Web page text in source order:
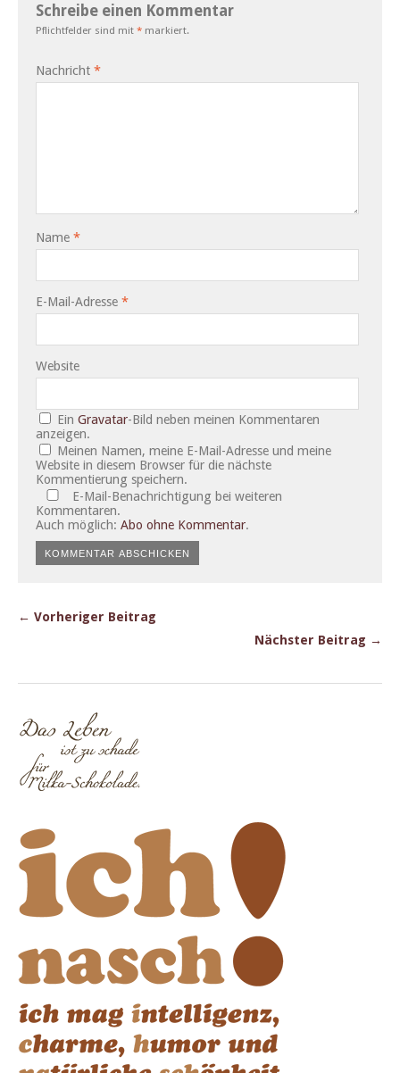
Schreibe einen Kommentar
Pflichtfelder sind mit * markiert.
Nachricht *
Name *
E-Mail-Adresse *
Website
EinGravatar-Bild neben meinen Kommentaren
anzeigen.
Meinen Namen, meine E-Mail-Adresse und meine
Website in diesem Browser für die nächste
Kommentierung speichern.
E-Mail-Benachrichtigung bei weiteren
Kommentaren.
Auch möglich: Abo ohne Kommentar.
← Vorheriger Beitrag
Nächster Beitrag →